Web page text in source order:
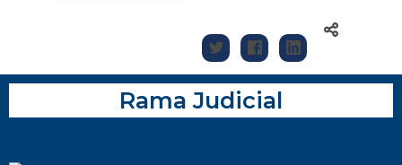
Rama Judicial